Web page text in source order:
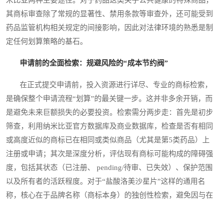
其商标审查除了常规的显著性、禁用条款等审查外，还可能受到
药品监管机构相关规定的间接影响，因此对法律环境的熟悉是制
定任何划算策略的基石。
申请前的全面检索：规避风险的“成本节约阀”
在正式提交申请前，投入资源进行详尽、专业的商标检索，
是确保整个申请流程“划算”的最关键一步。这并非多余开销，而
是避免未来巨额损失的必要投资。检索需分两步走：首先是初步
筛查，利用纳米比亚官方数据库及商业数据库，检查是否有相同
或高度近似的商标已在相同或类似商品（尤其是第5类药品）上
注册或申请；其次是深度分析，评估现有商标可能构成的障碍强
度，包括其状态（已注册、 pending/待审、已失效）、保护范围
以及所有者的活跃程度。对于“盐酸洛美沙星片”这样的通用名
称，核心在于品牌名称（商标本身）的独创性检索，避免因与在